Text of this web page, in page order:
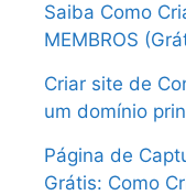
Saiba Como
MEMBROS
Criar site de
um domínio
Página de
Grátis: Como